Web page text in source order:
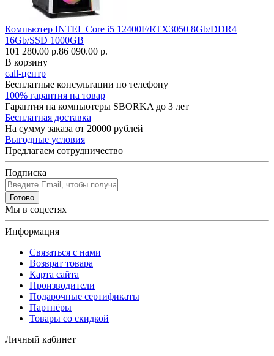
Компьютер INTEL Core i5 12400F/RTX3050 8Gb/DDR4
16Gb/SSD 1000GB
101 280.00 р.86 090.00 р.
В корзину
call-центр
Бесплатные консультации по телефону
100% гарантия на товар
Гарантия на компьютеры SBORKA до 3 лет
Бесплатная доставка
На сумму заказа от 20000 рублей
Выгодные условия
Предлагаем сотрудничество
Подписка
Готово
Мы в соцсетях
Информация
Связаться с нами
Возврат товара
Карта сайта
Производители
Подарочные сертификаты
Партнёры
Товары со скидкой
Личный кабинет